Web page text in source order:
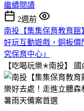
繼續閱讀
2週前
南投【集集保育教育
好玩互動遊戲，銅板
究保育中心」
【吃喝玩樂✭南投】